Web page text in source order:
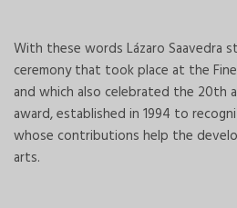
With these words Lázaro Saavedra
ceremony that took place at the
and which also celebrated the 20th
award, established in 1994 to
whose contributions help the
arts.